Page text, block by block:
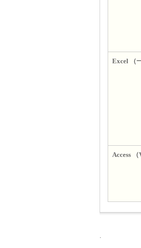
Excel （
Access （